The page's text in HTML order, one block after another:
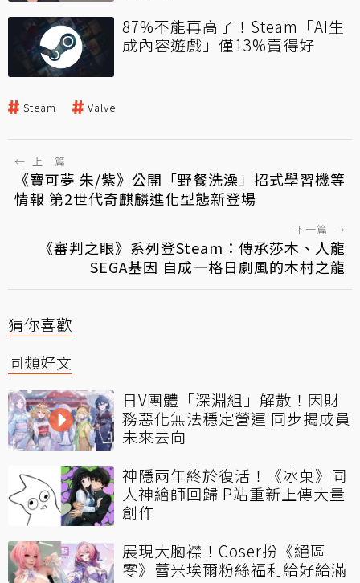
87%不能再高了！Steam「AI生
成內容遊戲」僅13%賣得好
Steam Valve
← 上一篇
《寶可夢 朱/紫》公開「野餐洗澡」招式學習機等
情報 第2世代奇麒麟進化型態新登場
下一篇 →
《審判之眼》系列登Steam：傳承莎木、人龍
SEGA基因 自成一格日劇風的木村之龍
猜你喜歡
同類好文
日V團體「深淵組」解散！因財
務惡化無法穩定營運 同步揭成員
未來去向
神隱兩年終於復活！《冰菓》同
人神繪師回歸 P站重新上傳大量
創作
展現大胸襟！Coser扮《絕區
零》蕾米埃爾粉絲福利給好給滿